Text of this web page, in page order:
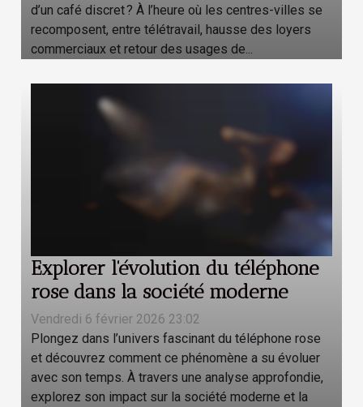
d’un café discret ? À l’heure où les centres-villes se
recomposent, entre télétravail, hausse des loyers
commerciaux et retour des usages de...
Explorer l'évolution du téléphone
rose dans la société moderne
Vendredi 6 février 2026 23:02
Plongez dans l’univers fascinant du téléphone rose
et découvrez comment ce phénomène a su évoluer
avec son temps. À travers une analyse approfondie,
explorez son impact sur la société moderne et la